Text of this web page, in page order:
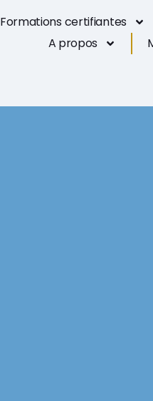
Formations certifiantes
A propos